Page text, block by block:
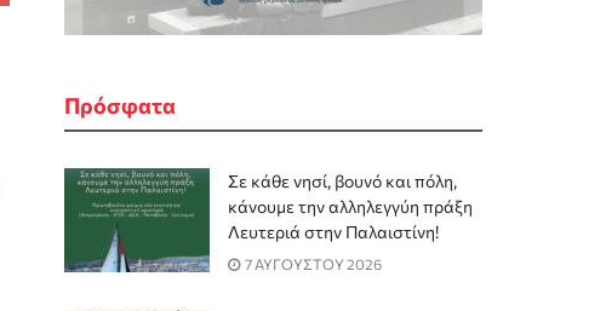
Πρόσφατα
Σε κάθε νησί, βουνό και πόλη,
κάνουμε την αλληλεγγύη πράξη
Λευτεριά στην Παλαιστίνη!
7 ΑΥΓΟΥΣΤΟΥ 2026